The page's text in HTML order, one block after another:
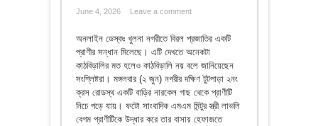
June 4, 2026 Leave a comment
অনলাইন ডেস্কঃ খুলনা নগরীতে বিরল প্রজাতির একটি
প্রাণীর সন্ধান মিলেছে। এটি দেখতে অনেকটা
কাঠবিড়ালির মত হলেও কাঠবিড়ালি নয় বলে জানিয়েছেন
সংশ্লিষ্টরা। মঙ্গলবার (২ জুন) নগরীর দক্ষিণ টুটপাড়া ২নং
ক্রস রোডস্থ একটি বাড়ির নারকেল গাছ থেকে প্রাণীটি
নিচে পড়ে যায়। ফটো সাংবাদিক এমএম মিন্টুর স্ত্রী লাভলি
বেগম প্রাণীটিকে উদ্ধার করে তার বাসায় হেফাজতে